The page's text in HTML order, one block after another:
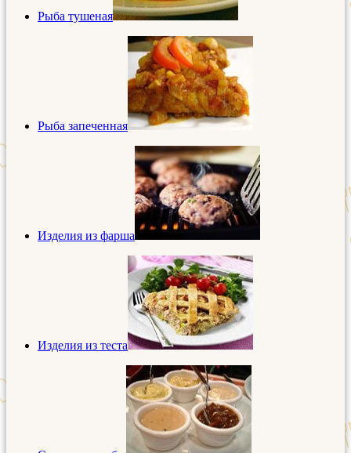
Рыба тушеная
Рыба запеченная
Изделия из фарша
Изделия из теста